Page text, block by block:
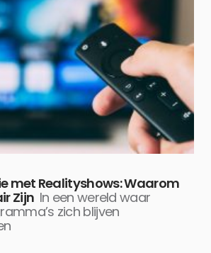
met Realityshows: Waarom
Zijn In een wereld waar
zich blijven